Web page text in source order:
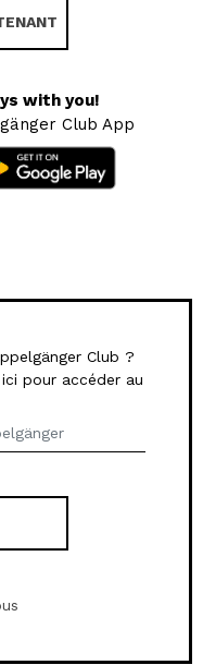
with you!
Club App
Club ?
pour accéder au